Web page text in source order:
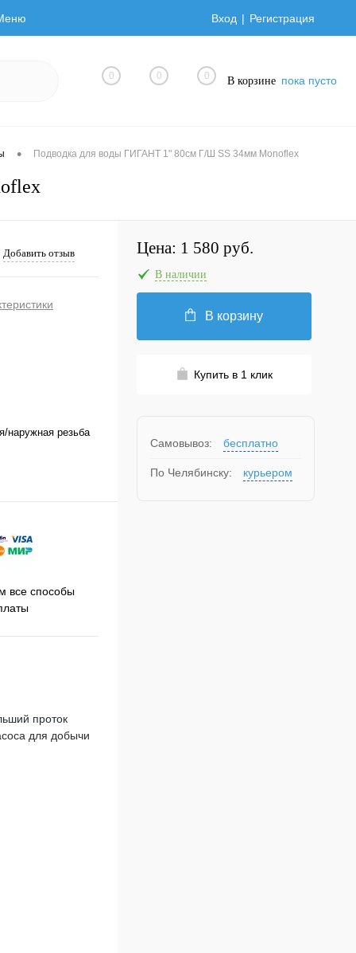
Вход Регистрация
0 0 0 В корзине пока пусто
• Подводка для воды ГИГАНТ 1" 80см Г/Ш SS 34мм Monoflex
Добавить отзыв
наружная резьба
все способы
проток
для добычи
Цена: 1 580 руб.
В наличии
В корзину
Купить в 1 клик
Самовывоз: бесплатно
По Челябинску: курьером